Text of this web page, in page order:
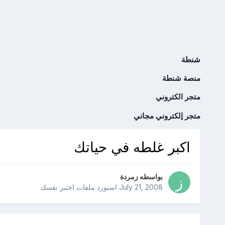
شنطة
منصة شنطة
متجر الكتروني
متجر إلكتروني مجاني
اكبر غلطه في حياتك
بواسطه زمردة
July 21, 2008استورد ملفات اختبر نفسك